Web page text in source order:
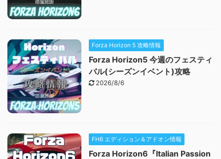
Forza Horizon 5 攻略情報
Forza Horizon5 今週のフェスティ
バル(シーズンイベント)攻略
2026/8/6
FH6 エディション＆アドオン情報
Forza Horizon6『Italian Passion